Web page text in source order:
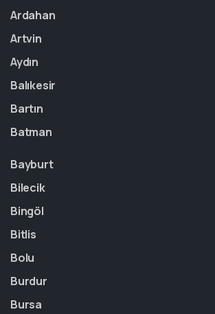
Ardahan
Artvin
Aydın
Balıkesir
Bartın
Batman
Bayburt
Bilecik
Bingöl
Bitlis
Bolu
Burdur
Bursa